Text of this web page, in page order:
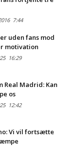
7:44
uden fans mod
motivation
16:29
Real Madrid: Kan
os
12:42
Vi vil fortsætte